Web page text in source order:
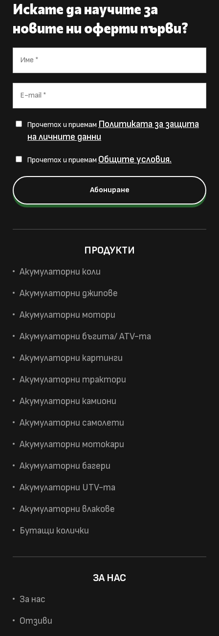
Искате да научите за
новите ни оферти първи?
Прочетох и приемам Политиката за защита
на личните данни
Прочетох и приемам Общите условия.
ПРОДУКТИ
Акумулаторни коли
Акумулаторни джипове
Акумулаторни мотори
Акумулаторни бъгита/ ATV-та
Акумулаторни картинги
Акумулаторни трактори
Акумулаторни камиони
Акумулаторни самолети
Акумулаторни мотокари
Акумулаторни багери
Акумулаторни UTV-та
Акумулаторни влакове
Бутащи колички
ЗА НАС
За нас
Отзиви